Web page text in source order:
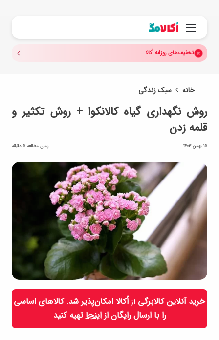
منو
تخفیف‌های روزانه اُکالا
خانه سبک زندگی
روش نگهداری گیاه کالانکوا + روش تکثیر و
قلمه زدن
15 بهمن 1403 زمان مطالعه 5 دقیقه
خرید آنلاین کالابرگی از اُکالا امکان‌پذیر شد. کالاهای اساسی
را با ارسال رایگان ازاینجاتهیه کنید